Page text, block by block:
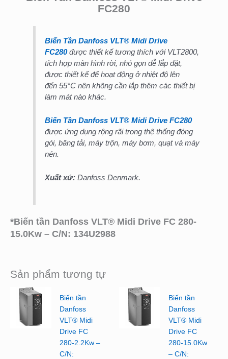
FC280
Biến Tần Danfoss VLT®Midi Drive
FC280được thiết kế tương thích với VLT2800,
tích hợp màn hình rời, nhỏ gọn dễ lắp đặt,
được thiết kế để hoạt động ở nhiệt độ lên
đến 55°C nên không cần lắp thêm các thiết bị
làm mát nào khác.
Biến Tần Danfoss VLT®Midi Drive FC280
được ứng dụng rộng rãi trong thệ thống đóng
gói, băng tải, máy trộn, máy bơm, quạt và máy
nén.
Xuất xứ: Danfoss Denmark.
*Biến tần Danfoss VLT® Midi Drive FC 280-
15.0Kw – C/N: 134U2988
Sản phẩm tương tự
Biến tần
Danfoss
VLT® Midi
Drive FC
280-2.2Kw –
C/N:
Biến tần
Danfoss
VLT® Midi
Drive FC
280-15.0Kw
– C/N: